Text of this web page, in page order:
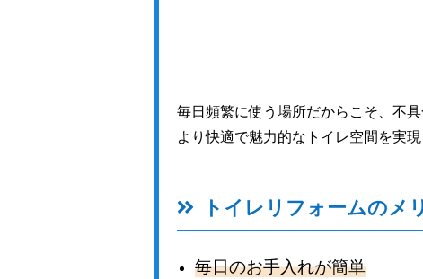
毎日頻繁に使う場所だからこそ、不
より快適で魅力的なトイレ空間を実現
トイレリフォームのメ
毎日のお手入れが簡単